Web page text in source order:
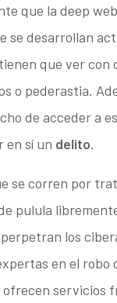
que la deep
se desarrollan
que ver con
o pederastia.
de acceder a
en sí un delito.
se corren por
pulula
los
en el robo
ofrecen servicios